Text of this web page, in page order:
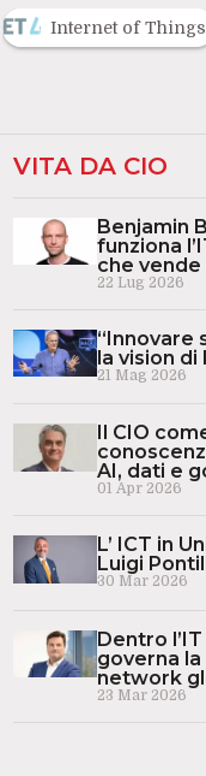
Internet of Things
VITA DA CIO
Benjamin
funziona
che vende
22 Lug 2026
“Innovare
la vision di
21 Mag 2026
Il CIO
AI, dati e
01 Apr 2026
L’ ICT in
Luigi
30 Mar 2026
Dentro
governa
network
23 Mar 2026